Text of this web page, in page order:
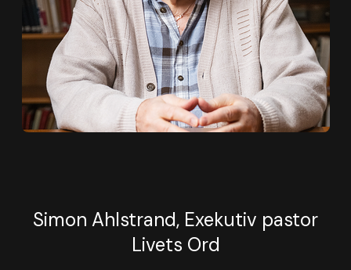
Simon Ahlstrand, Exekutiv pastor
Livets Ord